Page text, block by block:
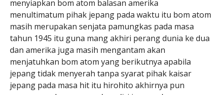
menyiapkan bom atom balasan amerika
menultimatum pihak jepang pada waktu itu bom atom
masih merupakan senjata pamungkas pada masa
tahun 1945 itu guna mang akhiri perang dunia ke dua
dan amerika juga masih mengantam akan
menjatuhkan bom atom yang berikutnya apabila
jepang tidak menyerah tanpa syarat pihak kaisar
jepang pada masa hit itu hirohito akhirnya pun